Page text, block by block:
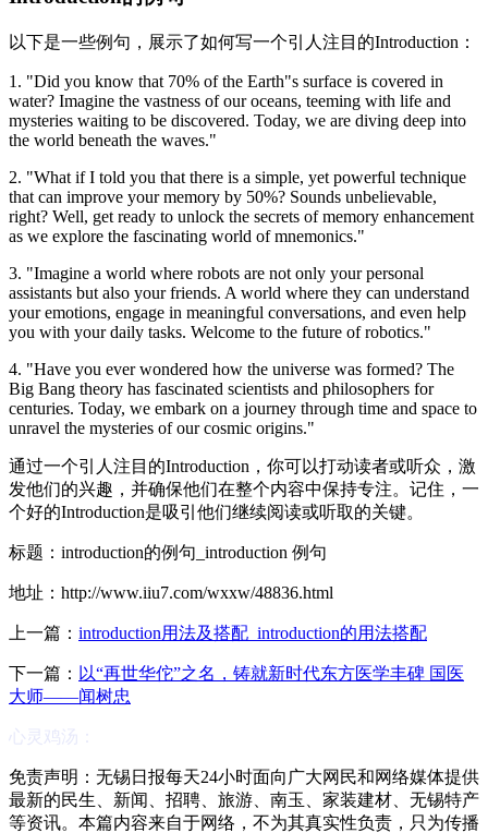
以下是一些例句，展示了如何写一个引人注目的Introduction：
1. "Did you know that 70% of the Earth"s surface is covered in
water? Imagine the vastness of our oceans, teeming with life and
mysteries waiting to be discovered. Today, we are diving deep into
the world beneath the waves."
2. "What if I told you that there is a simple, yet powerful technique
that can improve your memory by 50%? Sounds unbelievable,
right? Well, get ready to unlock the secrets of memory enhancement
as we explore the fascinating world of mnemonics."
3. "Imagine a world where robots are not only your personal
assistants but also your friends. A world where they can understand
your emotions, engage in meaningful conversations, and even help
you with your daily tasks. Welcome to the future of robotics."
4. "Have you ever wondered how the universe was formed? The
Big Bang theory has fascinated scientists and philosophers for
centuries. Today, we embark on a journey through time and space to
unravel the mysteries of our cosmic origins."
通过一个引人注目的Introduction，你可以打动读者或听众，激
发他们的兴趣，并确保他们在整个内容中保持专注。记住，一
个好的Introduction是吸引他们继续阅读或听取的关键。
标题：introduction的例句_introduction 例句
地址：http://www.iiu7.com/wxxw/48836.html
上一篇： introduction用法及搭配_introduction的用法搭配
下一篇： 以“再世华佗”之名，铸就新时代东方医学丰碑 国医
大师——闻树忠
心灵鸡汤：
免责声明：无锡日报每天24小时面向广大网民和网络媒体提供
最新的民生、新闻、招聘、旅游、南玉、家装建材、无锡特产
等资讯。本篇内容来自于网络，不为其真实性负责，只为传播